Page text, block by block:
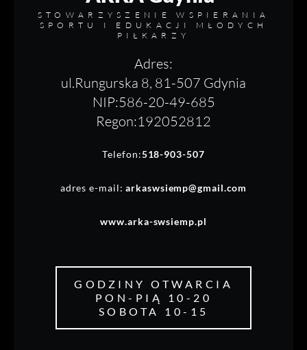
STOWARZYSZENIE WSPIERANIA
SPORTU I EDUKACJI MŁODYCH
PIŁKARZY
Adres:
ul.Rungurska 8, 81-507 Gdynia
NIP:586-20-49-685
Regon:192052812
Telefon:518-903-507
adres e-mail:arkaswsiemp@gmail.com
www.arka-swsiemp.pl
GODZINY OTWARCIA
PON-PIĄ 10-20
SOBOTA 10-15